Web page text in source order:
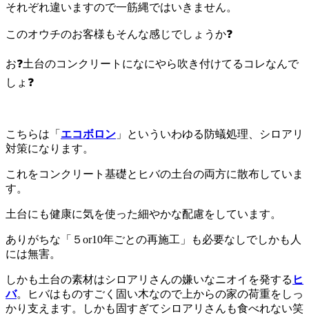
それぞれ違いますので一筋縄ではいきません。
このオウチのお客様もそんな感じでしょうか❓
お❓土台のコンクリートになにやら吹き付けてるコレなんで
しょ❓
こちらは「 エコボロン 」といういわゆる防蟻処理、シロアリ
対策になります。
これをコンクリート基礎とヒバの土台の両方に散布していま
す。
土台にも健康に気を使った細やかな配慮をしています。
ありがちな「５or10年ごとの再施工」も必要なしでしかも人
には無害。
しかも土台の素材はシロアリさんの嫌いなニオイを発する ヒ
バ。ヒバはものすごく固い木なので上からの家の荷重をしっ
かり支えます。しかも固すぎてシロアリさんも食べれない笑